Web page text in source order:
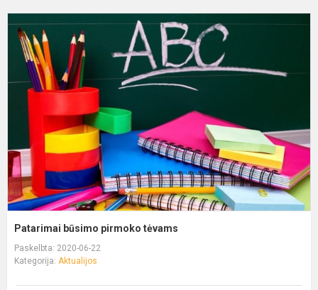
Patarimai būsimo pirmoko tėvams
Paskelbta: 2020-06-22
Kategorija: Aktualijos